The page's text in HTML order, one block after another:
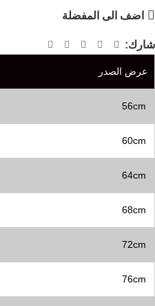
عرض الصدر
56cm
60cm
64cm
68cm
72cm
76cm
اضف الى المفضلة
شارك: